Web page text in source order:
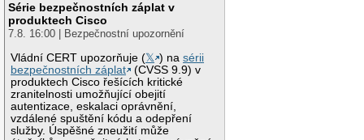
Série bezpečnostních záplat v
produktech Cisco
7.8. 16:00 | Bezpečnostní upozornění
Vládní CERT upozorňuje (𝕏 ) nasérii
bezpečnostních záplat
(CVSS 9.9) v
produktech Cisco řešících kritické
zranitelnosti umožňující obejití
autentizace, eskalaci oprávnění,
vzdálené spuštění kódu a odepření
služby. Úspěšné zneužití může